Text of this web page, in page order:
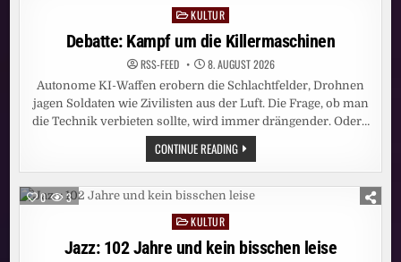
–
HERTHA
ERZIELT
STARKE
13,4
PROZENT
MARKTANTEIL
Posted
in
KULTUR
Debatte: Kampf um die Killermaschinen
RSS-FEED 8. AUGUST 2026
Autonome KI-Waffen erobern die Schlachtfelder, Drohnen
jagen Soldaten wie Zivilisten aus der Luft. Die Frage, ob man
die Technik verbieten sollte, wird immer drängender. Oder…
CONTINUE READINGDEBATTE:
KAMPF
UM
DIE
KILLERMASCHINEN
0 3
PostedKULTUR
Jazz: 102 Jahre und kein bisschen leise